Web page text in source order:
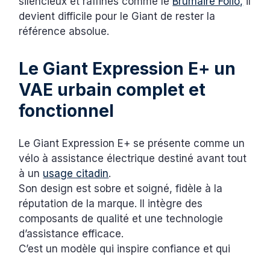
devient difficile pour le Giant de rester la
référence absolue.
Le Giant Expression E+ un
VAE urbain complet et
fonctionnel
Le Giant Expression E+ se présente comme un
vélo à assistance électrique destiné avant tout
à un usage citadin.
Son design est sobre et soigné, fidèle à la
réputation de la marque. Il intègre des
composants de qualité et une technologie
d’assistance efficace.
C’est un modèle qui inspire confiance et qui